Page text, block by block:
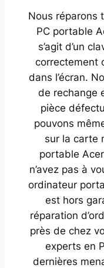
Nous réparons
PC portable
s’agit d’un
correctement
dans l’écran.
de rechange
pièce
pouvons
sur la carte
portable
n’avez pas à
ordinateur
est hors
réparation
près de chez
experts en
dernières